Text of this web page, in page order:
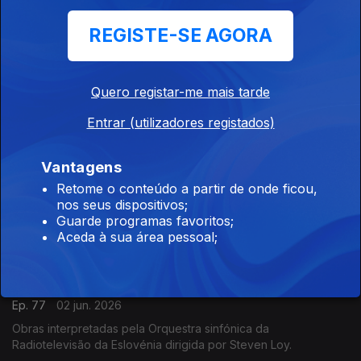
09 jun. 2026
Alguma política na música contemporânea.
Nos festejos dos 90 anos de Steve Reich…
08 jun. 2026
Drumming de Steve Reich, ao vivo pelo Colin Currie Group.
Ep. 77
02 jun. 2026
Obras interpretadas pela Orquestra sinfónica da
Radiotelevisão da Eslovénia dirigida por Steven Loy.
REGISTE-SE AGORA
Quero registar-me mais tarde
Entrar (utilizadores registados)
Vantagens
Retome o conteúdo a partir de onde ficou,
nos seus dispositivos;
Guarde programas favoritos;
Aceda à sua área pessoal;